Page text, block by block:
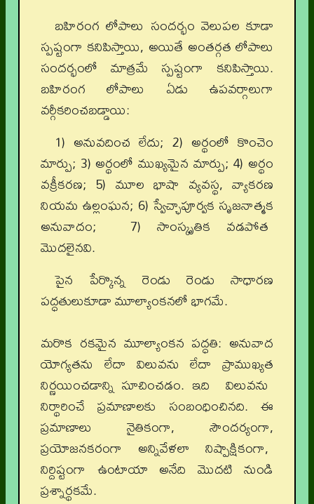
బహిరంగ లోపాలు సందర్భం వెలుపల కూడా
స్పష్టంగా కనిపిస్తాయి, అయితే అంతర్గత లోపాలు
సందర్భంలో మాత్రమే స్పష్టంగా కనిపిస్తాయి.
బహిరంగ లోపాలు ఏడు ఉపవర్గాలుగా
వర్గీకరించబడ్డాయి:
1) అనువదించ లేదు; 2) అర్థంలో కొంచెం
మార్పు; 3) అర్థంలో ముఖ్యమైన మార్పు; 4) అర్థం
వక్రీకరణ; 5) మూల భాషా వ్యవస్థ, వ్యాకరణ
నియమ ఉల్లంఘన; 6) స్వేచ్ఛాపూర్వక సృజనాత్మక
అనువాదం; 7) సాంస్కృతిక వడపోత
మొదలైనవి.
పైన పేర్కొన్న రెండు రెండు సాధారణ
పద్ధతులుకూడా మూల్యాంకనలో భాగమే.
మరొక రకమైన మూల్యాంకన పద్ధతి: అనువాద
యోగ్యతను లేదా విలువను లేదా ప్రాముఖ్యత
నిర్ణయించడాన్ని సూచించడం. ఇది విలువను
నిర్థారించే ప్రమాణాలకు సంబంధించినది. ఈ
ప్రమాణాలు నైతికంగా, సౌందర్యంగా,
ప్రయోజనకరంగా అన్నివేళలా నిష్పాక్షికంగా,
నిర్దిష్టంగా ఉంటాయా అనేది మొదటి నుండి
ప్రశ్నార్థకమే.